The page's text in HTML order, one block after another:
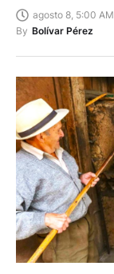
agosto 8, 5:00 AM
By Bolívar Pérez